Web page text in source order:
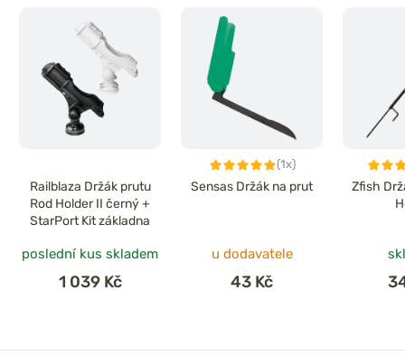
Railblaza Držák prutu
Rod Holder II černý +
StarPort Kit základna
poslední kus skladem
1 039 Kč
(1x)
Sensas Držák na prut
u dodavatele
43 Kč
Zfish